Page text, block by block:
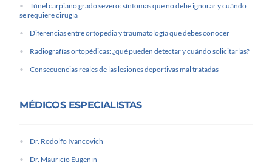
Túnel carpiano grado severo: síntomas que no debe ignorar y cuándo
se requiere cirugía
Diferencias entre ortopedia y traumatología que debes conocer
Radiografías ortopédicas: ¿qué pueden detectar y cuándo solicitarlas?
Consecuencias reales de las lesiones deportivas mal tratadas
MÉDICOS ESPECIALISTAS
Dr. Rodolfo Ivancovich
Dr. Mauricio Eugenin